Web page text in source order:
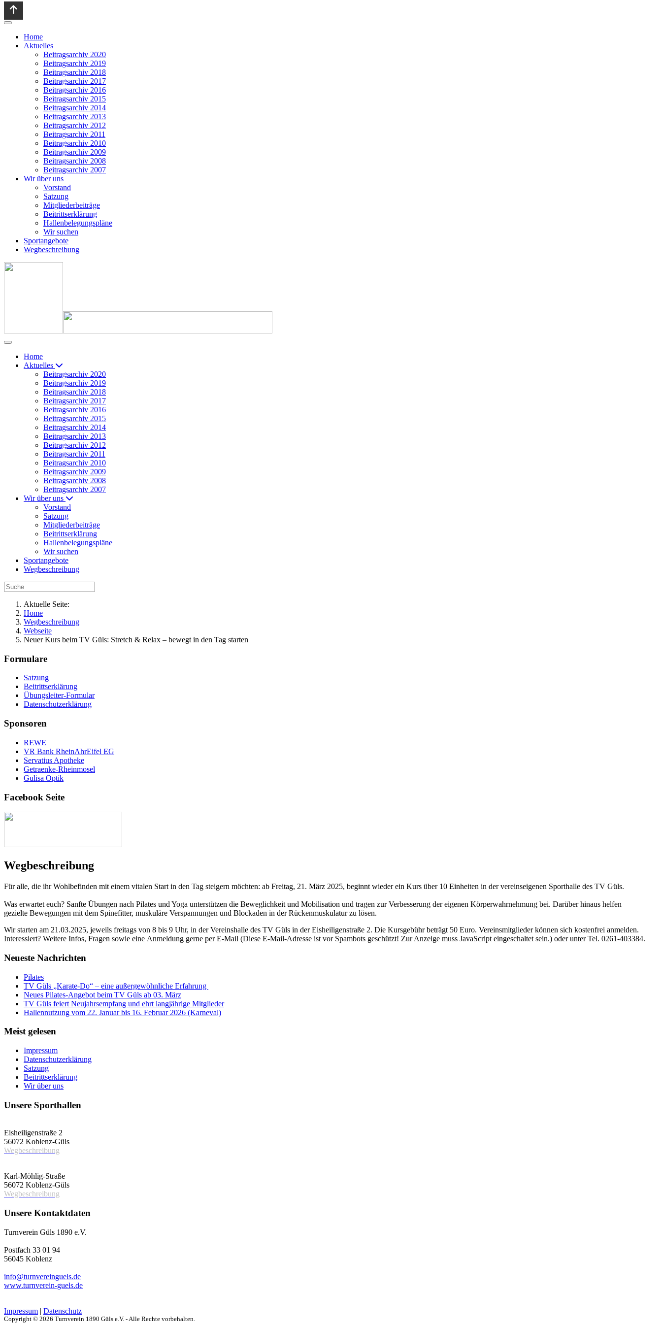
Home
Aktuelles
Beitragsarchiv 2020
Beitragsarchiv 2019
Beitragsarchiv 2018
Beitragsarchiv 2017
Beitragsarchiv 2016
Beitragsarchiv 2015
Beitragsarchiv 2014
Beitragsarchiv 2013
Beitragsarchiv 2012
Beitragsarchiv 2011
Beitragsarchiv 2010
Beitragsarchiv 2009
Beitragsarchiv 2008
Beitragsarchiv 2007
Wir über uns
Vorstand
Satzung
Mitgliederbeiträge
Beitrittserklärung
Hallenbelegungspläne
Wir suchen
Sportangebote
Wegbeschreibung
Home
Aktuelles
Beitragsarchiv 2020
Beitragsarchiv 2019
Beitragsarchiv 2018
Beitragsarchiv 2017
Beitragsarchiv 2016
Beitragsarchiv 2015
Beitragsarchiv 2014
Beitragsarchiv 2013
Beitragsarchiv 2012
Beitragsarchiv 2011
Beitragsarchiv 2010
Beitragsarchiv 2009
Beitragsarchiv 2008
Beitragsarchiv 2007
Wir über uns
Vorstand
Satzung
Mitgliederbeiträge
Beitrittserklärung
Hallenbelegungspläne
Wir suchen
Sportangebote
Wegbeschreibung
Aktuelle Seite:
Home
Wegbeschreibung
Webseite
Neuer Kurs beim TV Güls: Stretch & Relax – bewegt in den Tag starten
Formulare
Satzung
Beitrittserklärung
Übungsleiter-Formular
Datenschutzerklärung
Sponsoren
REWE
VR Bank RheinAhrEifel EG
Servatius Apotheke
Getraenke-Rheinmosel
Gulisa Optik
Facebook Seite
Weg­beschreibung
Für alle, die ihr Wohlbefinden mit einem vitalen Start in den Tag steigern möchten: ab Freitag, 21. März 2025, beginnt wieder ein Kurs über 10 Einheiten in der vereinseigenen Sporthalle des TV Güls.
Was erwartet euch? Sanfte Übungen nach Pilates und Yoga unterstützen die Beweglichkeit und Mobilisation und tragen zur Verbesserung der eigenen Körperwahrnehmung bei. Darüber hinaus helfen
gezielte Bewegungen mit dem Spinefitter, muskuläre Verspannungen und Blockaden in der Rückenmuskulatur zu lösen.
Wir starten am 21.03.2025, jeweils freitags von 8 bis 9 Uhr, in der Vereinshalle des TV Güls in der Eisheiligenstraße 2. Die Kursgebühr beträgt 50 Euro. Vereinsmitglieder können sich kostenfrei anmelden.
Interessiert? Weitere Infos, Fragen sowie eine Anmeldung gerne per E-Mail (Diese E-Mail-Adresse ist vor Spambots geschützt! Zur Anzeige muss JavaScript eingeschaltet sein.) oder unter Tel. 0261-403384.
Neueste Nachrichten
Pilates
TV Güls „Karate-Do“ – eine außergewöhnliche Erfahrung
Neues Pilates-Angebot beim TV Güls ab 03. März
TV Güls feiert Neujahrsempfang und ehrt langjährige Mitglieder
Hallennutzung vom 22. Januar bis 16. Februar 2026 (Karneval)
Meist gelesen
Impressum
Datenschutzerklärung
Satzung
Beitrittserklärung
Wir über uns
Unsere Sporthallen
Eisheiligenstraße 2
56072 Koblenz-Güls
Wegbeschreibung
Karl-Möhlig-Straße
56072 Koblenz-Güls
Wegbeschreibung
Unsere Kontaktdaten
Turnverein Güls 1890 e.V.
Postfach 33 01 94
56045 Koblenz
info@turnvereinguels.de
www.turnverein-guels.de
Impressum | Datenschutz
Copyright © 2026 Turnverein 1890 Güls e.V. - Alle Rechte vorbehalten.